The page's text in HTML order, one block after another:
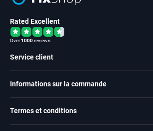
Rated Excellent
Over1000reviews
Service client
Informations sur la commande
Termes et conditions